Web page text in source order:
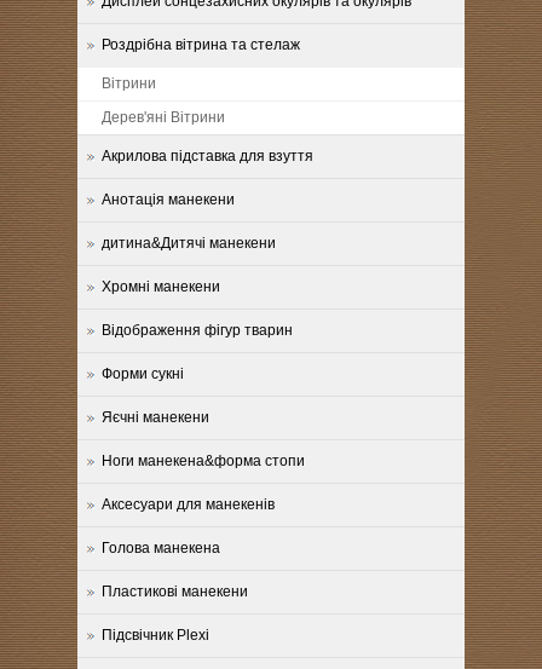
Роздрібна вітрина та стелаж
Вітрини
Дерев'яні Вітрини
Акрилова підставка для взуття
Анотація манекени
дитина&Дитячі манекени
Хромні манекени
Відображення фігур тварин
Форми сукні
Яєчні манекени
Ноги манекена&форма стопи
Аксесуари для манекенів
Голова манекена
Пластикові манекени
Підсвічник Plexi